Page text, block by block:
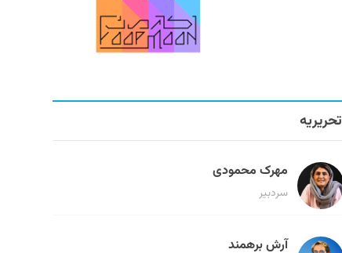
تحریریه
مهرک محمودی
سردبیر
آرش برهمند